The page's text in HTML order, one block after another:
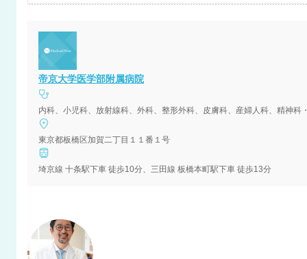
帝京大学医学部附属病院
内科、小児科、放射線科、外科、整形外科、皮膚科、産婦人科、精神
東京都板橋区加賀二丁目１１番１号
埼京線 十条駅下車 徒歩10分、三田線 板橋本町駅下車 徒歩13分